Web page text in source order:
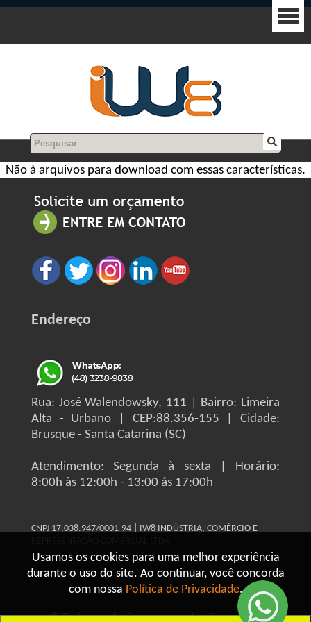
Usamos os cookies para uma melhor experiência
durante o uso do site. Ao continuar, você concorda
com nossa Política de Privacidade.
Não à arquivos para download com essas características.
Endereço
Rua: José Walendowsky, 111 | Bairro: Limeira
Alta - Urbano | CEP:88.356-155 | Cidade:
Brusque - Santa Catarina (SC)
Atendimento: Segunda à sexta | Horário:
8:00h às 12:00h - 13:00 ás 17:00h
CNPJ 17.038.947/0001-94 | IW8 INDÚSTRIA, COMÉRCIO E
© Todos os direitos reservados Grupo IW8